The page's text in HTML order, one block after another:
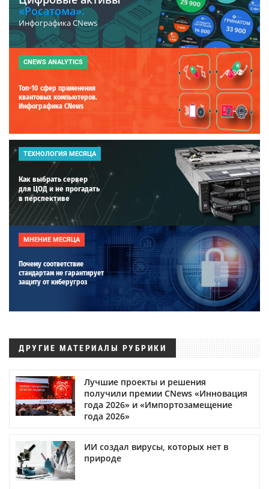
«Росатома».
Инфографика CNews
CNEWS ANALYTICS
Топ-10 сфер применения
квантовых компьютеров.
Инфографика CNews
ТЕХНОЛОГИЯ МЕСЯЦА
Как выбрать сервер
для ЦОД и не прогадать
в перспективе
МНЕНИЕ МЕСЯЦА
Почему соответствие
стандартам не гарантирует
защиту от киберугроз
ДРУГИЕ МАТЕРИАЛЫ РУБРИКИ
Лучшие проекты и решения
получили премии CNews «Инновация
года 2026» и «Импортозамещение
года 2026»
ИИ создал вирусы, которых нет в
природе